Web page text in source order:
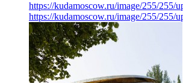
https://kudamoscow.ru/image/255/255/
https://kudamoscow.ru/image/255/255/